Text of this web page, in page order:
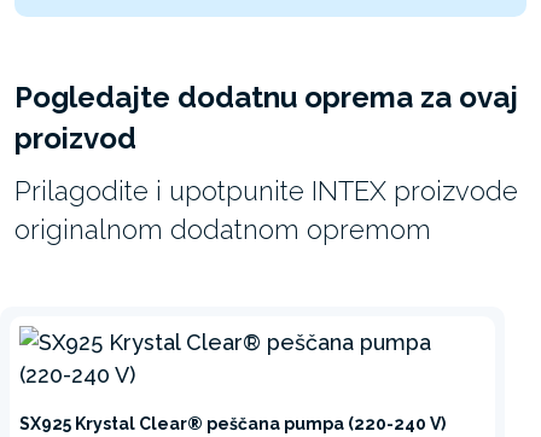
Pogledajte dodatnu oprema za ovaj
proizvod
Prilagodite i upotpunite INTEX proizvode
originalnom dodatnom opremom
SX925 Krystal Clear® peščana pumpa (220-240 V)